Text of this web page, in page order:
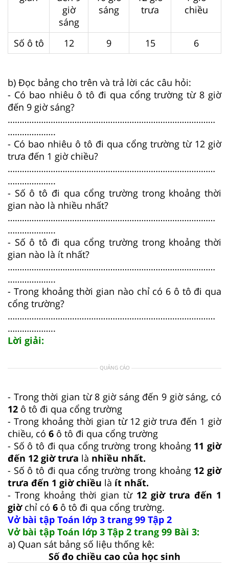
giờ
sáng
sáng
trưa
chiều
Số ô tô 12 9 15 6
b) Đọc bảng cho trên và trả lời các câu hỏi:
- Có bao nhiêu ô tô đi qua cổng trường từ 8 giờ
đến 9 giờ sáng?
……………………………………………………………………………
………………..
- Có bao nhiêu ô tô đi qua cổng trường từ 12 giờ
trưa đến 1 giờ chiều?
……………………………………………………………………………
………………..
- Số ô tô đi qua cổng trường trong khoảng thời
gian nào là nhiều nhất?
……………………………………………………………………………
………………..
- Số ô tô đi qua cổng trường trong khoảng thời
gian nào là ít nhất?
……………………………………………………………………………
………………..
- Trong khoảng thời gian nào chỉ có 6 ô tô đi qua
cổng trường?
……………………………………………………………………………
………………..
Lời giải:
QUẢNG CÁO
- Trong thời gian từ 8 giờ sáng đến 9 giờ sáng, có
12 ô tô đi qua cổng trường
- Trong khoảng thời gian từ 12 giờ trưa đến 1 giờ
chiều, có 6 ô tô đi qua cổng trường
- Số ô tô đi qua cổng trường trong khoảng 11 giờ
đến 12 giờ trưa là nhiều nhất.
- Số ô tô đi qua cổng trường trong khoảng 12 giờ
trưa đến 1 giờ chiều là ít nhất.
- Trong khoảng thời gian từ 12 giờ trưa đến 1
giờ chỉ có 6 ô tô đi qua cổng trường.
Vở bài tập Toán lớp 3 trang 99 Tập 2
Vở bài tập Toán lớp 3 Tập 2 trang 99 Bài 3:
a) Quan sát bảng số liệu thống kê:
Số đo chiều cao của học sinh